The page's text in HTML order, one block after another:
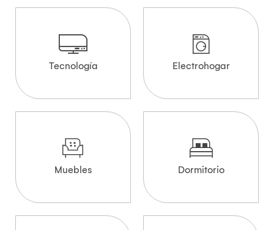
Tecnología Electrohogar
Muebles Dormitorio